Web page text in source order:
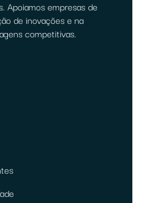
Apoiamos empresas de
de inovações e na
competitivas.